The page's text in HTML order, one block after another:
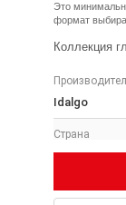
Это
формат
Коллекция
оттенках.
способен
имитирует
на фоне
Idalgo
Страна
Россия
Размеры